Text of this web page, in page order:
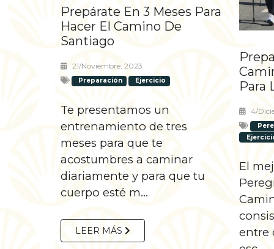
Prepárate En 3 Meses Para
Hacer El Camino De
Santiago
21/noviembre, 2023
Preparación Ejercicio
Te presentamos un
entrenamiento de tres
meses para que te
acostumbres a caminar
diariamente y para que tu
cuerpo esté m...
LEER MÁS
Para
4/
El
entre